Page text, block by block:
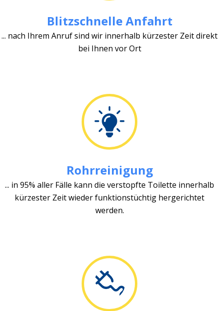
Blitzschnelle Anfahrt
... nach Ihrem Anruf sind wir innerhalb kürzester Zeit direkt
bei Ihnen vor Ort
Rohrreinigung
... in 95% aller Fälle kann die verstopfte Toilette innerhalb
kürzester Zeit wieder funktionstüchtig hergerichtet
werden.